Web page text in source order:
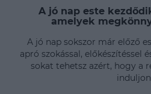
A jó nap este
amelyek
A jó nap sokszor már előző
apró szokással, előkészítéssel
sokat tehetsz azért, hogy a